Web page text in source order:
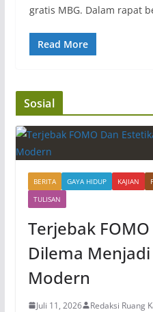
gratis MBG. Dalam rapat
Read More
Sosial
BERITA GAYA HIDUP KAJIAN
TULISAN
Terjebak
Dilema
Modern
Juli 11, 2026 Redaksi Ruang